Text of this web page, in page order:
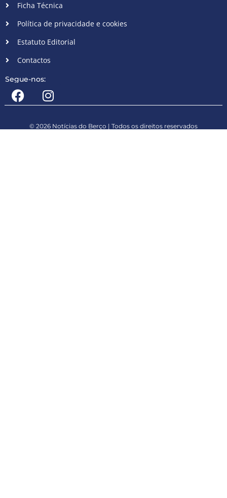
Ficha Técnica
Política de privacidade e cookies
Estatuto Editorial
Contactos
Segue-nos:
© 2026 Notícias do Berço | Todos os direitos reservados